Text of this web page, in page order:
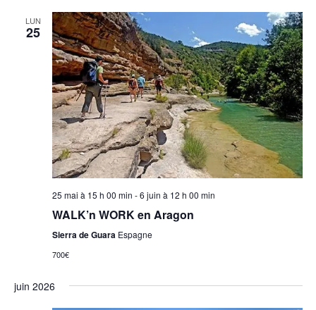
LUN
25
25 mai à 15 h 00 min -6 juin à 12 h 00 min
WALK’n WORK en Aragon
Sierra de Guara Espagne
700€
juin 2026